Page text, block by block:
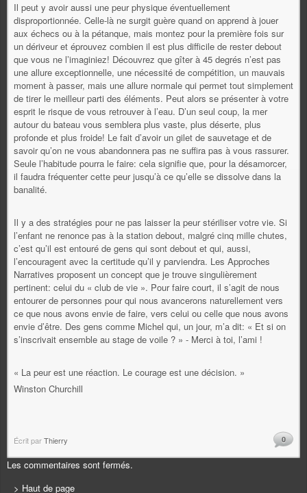
Il peut y avoir aussi une peur physique éventuellement
disproportionnée. Celle-là ne surgit guère quand on apprend à jouer
aux échecs ou à la pétanque, mais montez pour la première fois sur
un dériveur et éprouvez combien il est plus difficile de rester debout
que vous ne l’imaginiez! Découvrez que gîter à 45 degrés n’est pas
une allure exceptionnelle, une nécessité de compétition, un mauvais
moment à passer, mais une allure normale qui permet tout simplement
de tirer le meilleur parti des éléments. Peut alors se présenter à votre
esprit le risque de vous retrouver à l’eau. D’un seul coup, la mer
autour du bateau vous semblera plus vaste, plus déserte, plus
profonde et plus froide! Le fait d’avoir un gilet de sauvetage et de
savoir qu’on ne vous abandonnera pas ne suffira pas à vous rassurer.
Seule l’habitude pourra le faire: cela signifie que, pour la désamorcer,
il faudra fréquenter cette peur jusqu’à ce qu’elle se dissolve dans la
banalité.
Il y a des stratégies pour ne pas laisser la peur stériliser votre vie. Si
l’enfant ne renonce pas à la station debout, malgré cinq mille chutes,
c’est qu’il est entouré de gens qui sont debout et qui, aussi,
l’encouragent avec la certitude qu’il y parviendra. Les Approches
Narratives proposent un concept que je trouve singulièrement
pertinent: celui du « club de vie ». Pour faire court, il s’agit de nous
entourer de personnes pour qui nous avancerons naturellement vers
ce que nous avons envie de faire, vers celui ou celle que nous avons
envie d’être. Des gens comme Michel qui, un jour, m’a dit: « Et si on
s’inscrivait ensemble au stage de voile ? » - Merci à toi, l’ami !
« La peur est une réaction. Le courage est une décision. »
Winston Churchill
Écrit parThierry 0
Les commentaires sont fermés.
> Haut de page